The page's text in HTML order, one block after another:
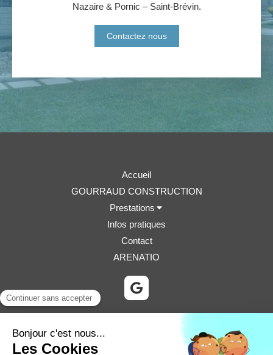
Nazaire & Pornic – Saint-Brévin.
Contactez nous
Accueil
GOURRAUD CONSTRUCTION
Prestations
Infos pratiques
Contact
ARENATIO
©2024 GOURRAUD CONSTRUCTION